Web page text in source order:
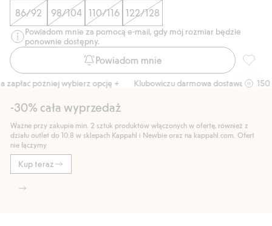
86/92 98/104 110/116 122/128
Powiadom mnie za pomocą e-mail, gdy mój rozmiar będzie
ponownie dostępny.
Powiadom mnie
później wybierz opcję + Klubowiczu darmowa dostawa od 150 zł
-30% cała wyprzedaż
Ważne przy zakupie min. 2 sztuk produktów włączonych w ofertę, również z
działu outlet do 10.8 w sklepach Kappahl i Newbie oraz na kappahl.com. Ofert
nie łączymy
Kup teraz